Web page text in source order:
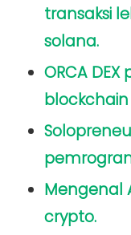
transaksi
solana.
ORCA
Mengenal
crypto.